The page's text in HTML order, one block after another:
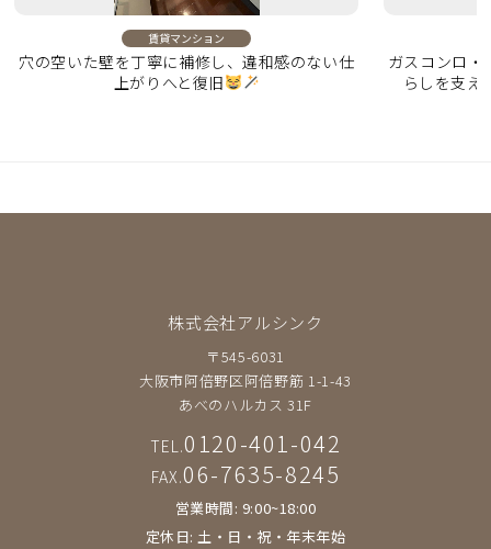
賃貸マンション
穴の空いた壁を丁寧に補修し、違和感のない仕
上がりへと復旧
ガスコンロ・
らしを支え
株式会社アルシンク
〒545-6031
大阪市阿倍野区阿倍野筋 1-1-43
あべのハルカス 31F
TEL.0120-401-042
FAX.06-7635-8245
営業時間: 9:00~18:00
定休日: 土・日・祝・年末年始